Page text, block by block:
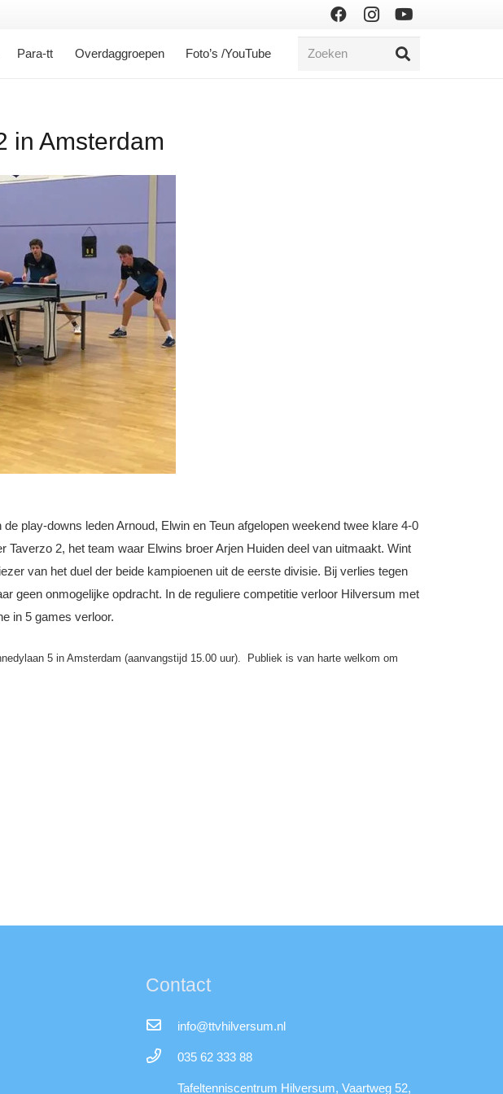
Para-tt Overdaggroepen Foto’s /YouTube
in Amsterdam
play-downs leden Arnoud, Elwin en Teun afgelopen weekend twee klare 4-0
2, het team waar Elwins broer Arjen Huiden deel van uitmaakt. Wint
van het duel der beide kampioenen uit de eerste divisie. Bij verlies tegen
geen onmogelijke opdracht. In de reguliere competitie verloor Hilversum met
in 5 games verloor.
5 in Amsterdam (aanvangstijd 15.00 uur). Publiek is van harte welkom om
Contact
info@ttvhilversum.nl
035 62 333 88
Tafeltenniscentrum Hilversum, Vaartweg 52,